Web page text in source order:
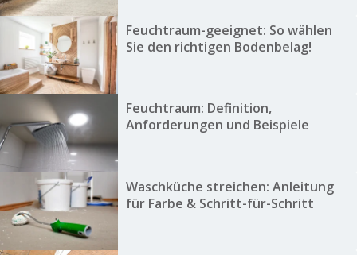
Feuchtraum-geeignet: So wählen
Sie den richtigen Bodenbelag!
Feuchtraum: Definition,
Anforderungen und Beispiele
Waschküche streichen: Anleitung
für Farbe & Schritt-für-Schritt